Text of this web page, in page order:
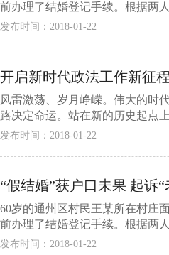
前办理了结婚登记手续。根据两
发布时间：2018-01-22
开启新时代政法工作新征程
风雷激荡、岁月峥嵘。伟大的时
路决定命运。站在新的历史起点
发布时间：2018-01-22
“假结婚”获户口未果 起诉
60岁的通州区村民王某所在村庄
前办理了结婚登记手续。根据两
发布时间：2018-01-22